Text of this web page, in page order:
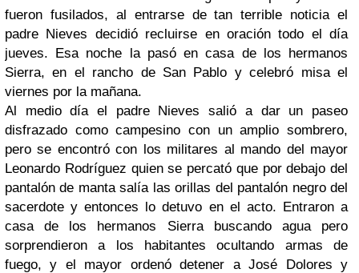
fueron fusilados, al entrarse de tan terrible noticia el
padre Nieves decidió recluirse en oración todo el día
jueves. Esa noche la pasó en casa de los hermanos
Sierra, en el rancho de San Pablo y celebró misa el
viernes por la mañana.
Al medio día el padre Nieves salió a dar un paseo
disfrazado como campesino con un amplio sombrero,
pero se encontró con los militares al mando del mayor
Leonardo Rodríguez quien se percató que por debajo del
pantalón de manta salía las orillas del pantalón negro del
sacerdote y entonces lo detuvo en el acto. Entraron a
casa de los hermanos Sierra buscando agua pero
sorprendieron a los habitantes ocultando armas de
fuego, y el mayor ordenó detener a José Dolores y